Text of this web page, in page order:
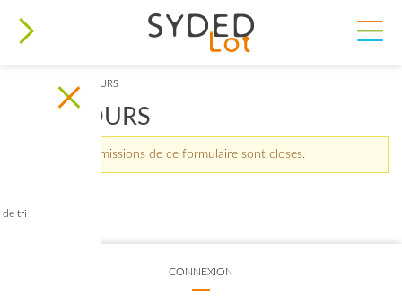
de tri
VOUS ÊTES ICI
> CONCOURS
CONCOURS
MESSAGE D'AVERTISSEMENT
Les soumissions de ce formulaire sont closes.
CONNEXION